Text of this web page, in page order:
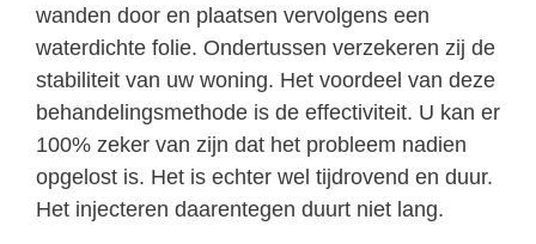
wanden door en plaatsen vervolgens een
waterdichte folie. Ondertussen verzekeren zij de
stabiliteit van uw woning. Het voordeel van deze
behandelingsmethode is de effectiviteit. U kan er
100% zeker van zijn dat het probleem nadien
opgelost is. Het is echter wel tijdrovend en duur.
Het injecteren daarentegen duurt niet lang.